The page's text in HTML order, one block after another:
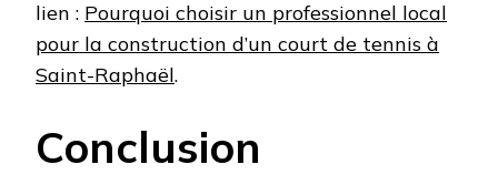
lien : Pourquoi choisir un professionnel local
pour la construction d’un court de tennis à
Saint-Raphaël.
Conclusion